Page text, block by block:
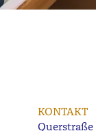
KONTAKT
Querstraße